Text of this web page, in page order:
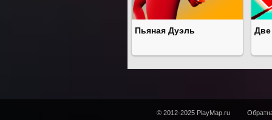
Пьяная Дуэль
© 2012-2025 PlayMap.ru